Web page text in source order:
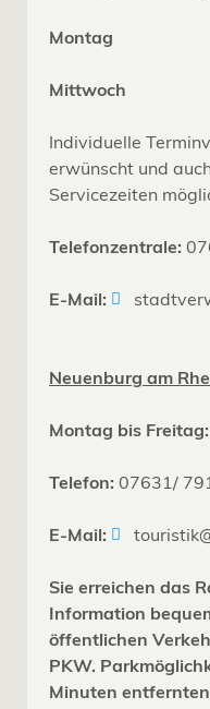
Montag 14.00
Mittwoch
Individuelle
erwünscht und
Servicezeiten
Telefonzentrale:
E-Mail:
Neuenburg am
Montag bis Freitag:
Telefon: 07631/
E-Mail:
Sie erreichen das
Information
öffentlichen
PKW.
Minuten